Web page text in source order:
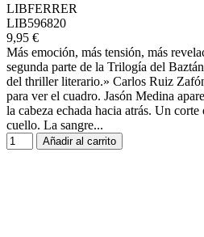
LIBFERRER
LIB596820
9,95 €
Más emoción, más tensión, más
segunda parte de la Trilogía del
del thriller literario.» Carlos Ruiz
para ver el cuadro. Jasón Medina
la cabeza echada hacia atrás. Un
cuello. La sangre...
Añadir al carrito